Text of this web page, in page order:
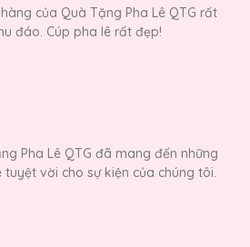
của Quà Tặng Pha Lê QTG rất
đáo. Cúp pha lê rất đẹp!
Pha Lê QTG đã mang đến những
tuyệt vời cho sự kiện của chúng tôi.